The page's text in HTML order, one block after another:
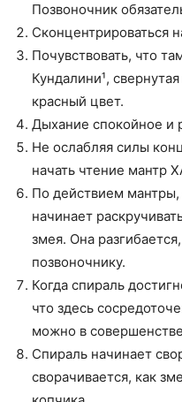
Позвоночник
Сконцентрироваться
Почувствовать, что
Кундалини¹,
красный цвет.
Дыхание спокойное и
Не ослабляя силы
начать чтение
По действием мантры,
начинает
змея. Она
позвоночнику.
Когда спираль
что здесь
можно в
Спираль начинает
сворачивается, как